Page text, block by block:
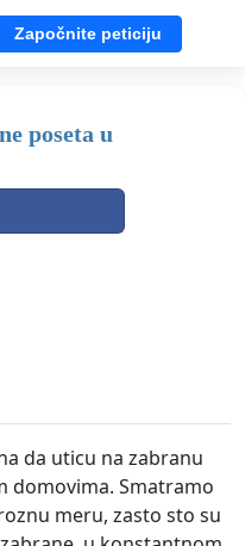
Započnite peticiju
poseta u
da uticu na zabranu
domovima. Smatramo
meru, zasto sto su